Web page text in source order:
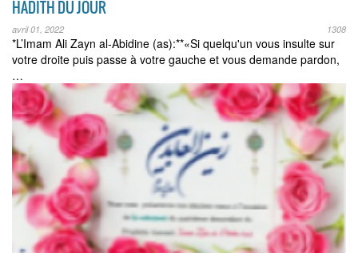
HADITH DU JOUR
avril 01, 2022 1308
*L’Imam Ali Zayn al-Abidine (as):**«Si quelqu'un vous insulte sur
votre droite puis passe à votre gauche et vous demande pardon,
…